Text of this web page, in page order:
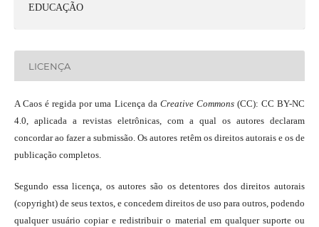
EDUCAÇÃO
LICENÇA
A Caos é regida por uma Licença da Creative Commons(CC): CC BY-NC
4.0, aplicada a revistas eletrônicas, com a qual os autores declaram
concordar ao fazer a submissão. Os autores retêm os direitos autorais e os de
publicação completos.
Segundo essa licença, os autores são os detentores dos direitos autorais
(copyright) de seus textos, e concedem direitos de uso para outros, podendo
qualquer usuário copiar e redistribuir o material em qualquer suporte ou